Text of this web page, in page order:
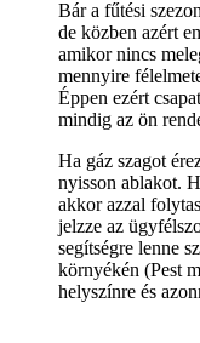
Bár a fűtési
de közben azért
amikor nincs
mennyire
Éppen ezért
mindig az ön
Ha gáz szagot
nyisson ablakot.
akkor azzal
jelzze az
segítségre lenne
környékén (Pest
helyszínre és